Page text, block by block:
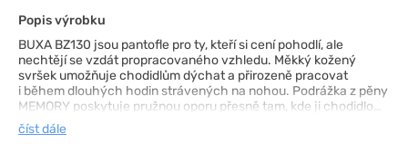
Popis výrobku
BUXA BZ130 jsou pantofle pro ty, kteří si cení pohodlí, ale
nechtějí se vzdát propracovaného vzhledu. Měkký kožený
svršek umožňuje chodidlům dýchat a přirozeně pracovat
i během dlouhých hodin strávených na nohou. Podrážka z pěny
MEMORY poskytuje pružnou oporu přesně tam, kde ji chodidlo
potřebuje, aniž by docházelo k pocitu přetížení. Tvarovaná
stélka a široká špička podporují správné postavení chodidla
číst dále